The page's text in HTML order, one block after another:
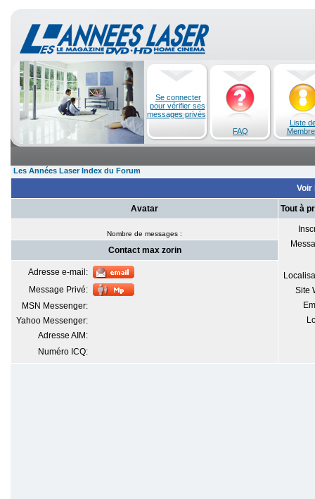
Se connecter
pour vérifier ses
messages privés
FAQ
Liste
Les Années Laser Index du Forum
Voir
Avatar Tout à
Nombre de messages :
Site
Contact max zorin
Adresse e-mail:
Message Privé:
MSN Messenger:
Yahoo Messenger:
Adresse AIM:
Numéro ICQ: